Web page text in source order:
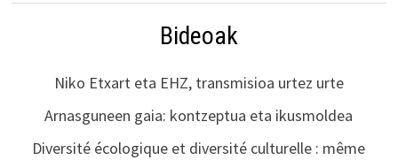
Bideoak
Niko Etxart eta EHZ, transmisioa urtez urte
Arnasguneen gaia: kontzeptua eta ikusmoldea
Diversité écologique et diversité culturelle : même